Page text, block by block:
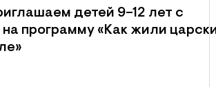
детей 9–12 лет с
программу «Как жили